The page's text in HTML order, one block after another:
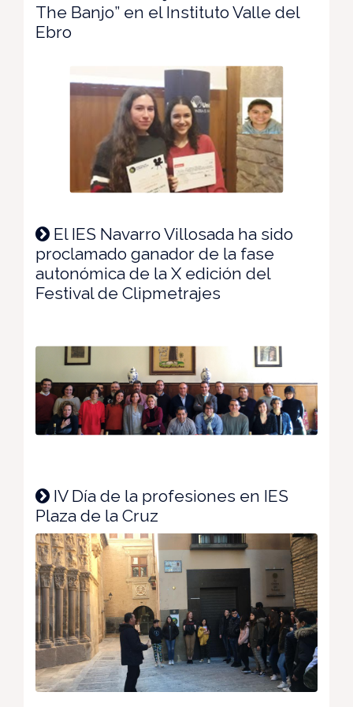
The Banjo” en el Instituto Valle del
Ebro
El IES Navarro Villosada ha sido
proclamado ganador de la fase
autonómica de la X edición del
Festival de Clipmetrajes
IV Día de la profesiones en IES
Plaza de la Cruz